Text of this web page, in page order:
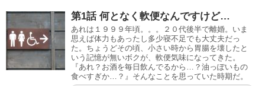
第1話 何となく軟便なんですけど…
あれは１９９９年頃。。。２０代後半で離婚。いま
思えば体力もあったし多少寝不足でも大丈夫だっ
た。ちょうどその頃、小さい時から胃腸を壊したと
いう記憶が無いボクが、軟便気味になってきた。
『あれ？お酒を毎日飲んでるから…？油っぽいもの
食べすぎか…？』そんなことを思っていた時期だ。